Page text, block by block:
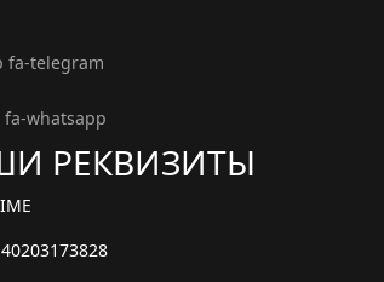
fa-telegram
fa-whatsapp
РЕКВИЗИТЫ